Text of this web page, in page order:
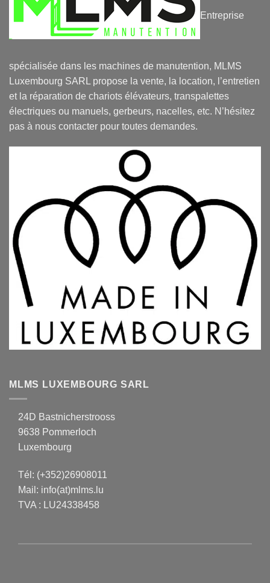
Entreprise
spécialisée dans les machines de manutention, MLMS
Luxembourg SARL propose la vente, la location, l’entretien
et la réparation de chariots élévateurs, transpalettes
électriques ou manuels, gerbeurs, nacelles, etc. N’hésitez
pas à nous contacter pour toutes demandes.
MLMS LUXEMBOURG SARL
24D Bastnicherstrooss
9638 Pommerloch
Luxembourg
Tél: (+352)26908011
Mail: info(at)mlms.lu
TVA : LU24338458